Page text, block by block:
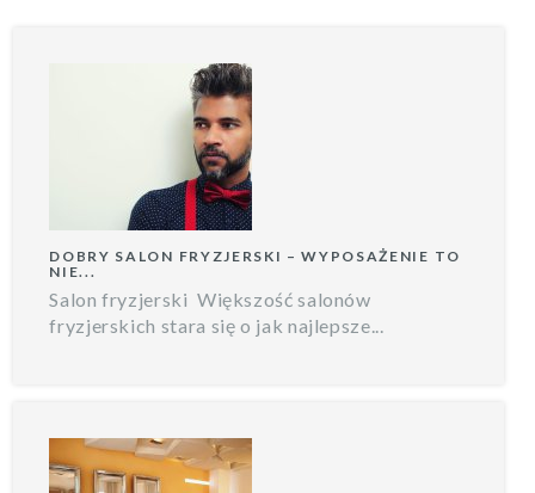
DOBRY SALON FRYZJERSKI – WYPOSAŻENIE TO
NIE...
Salon fryzjerski Większość salonów
fryzjerskich stara się o jak najlepsze...